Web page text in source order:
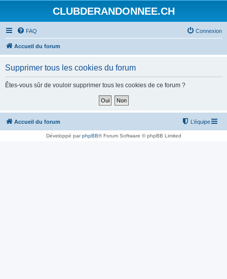
CLUBDERANDONNEE.CH
FAQ Connexion
Accueil du forum
Supprimer tous les cookies du forum
Êtes-vous sûr de vouloir supprimer tous les cookies de ce forum ?
Accueil du forum L’équipe
Développé parphpBB® Forum Software © phpBB Limited